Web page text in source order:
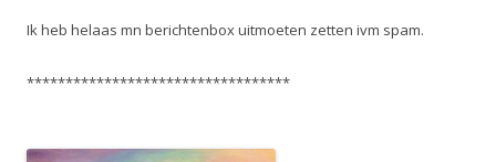
Ik heb helaas mn berichtenbox uitmoeten zetten ivm spam.
**********************************